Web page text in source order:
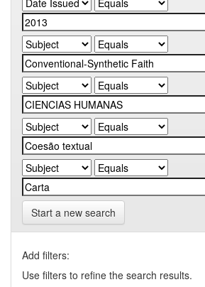
Start a new search
Add filters:
Use filters to refine the search results.